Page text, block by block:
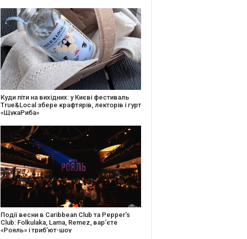
27 років музичної історії: Caribbean Club
відсвяткує День Народження серією
благодійних подій
Документальний фільм “Будинок “Слово”
англійською покажуть в країнах Європи,
Канаді та США